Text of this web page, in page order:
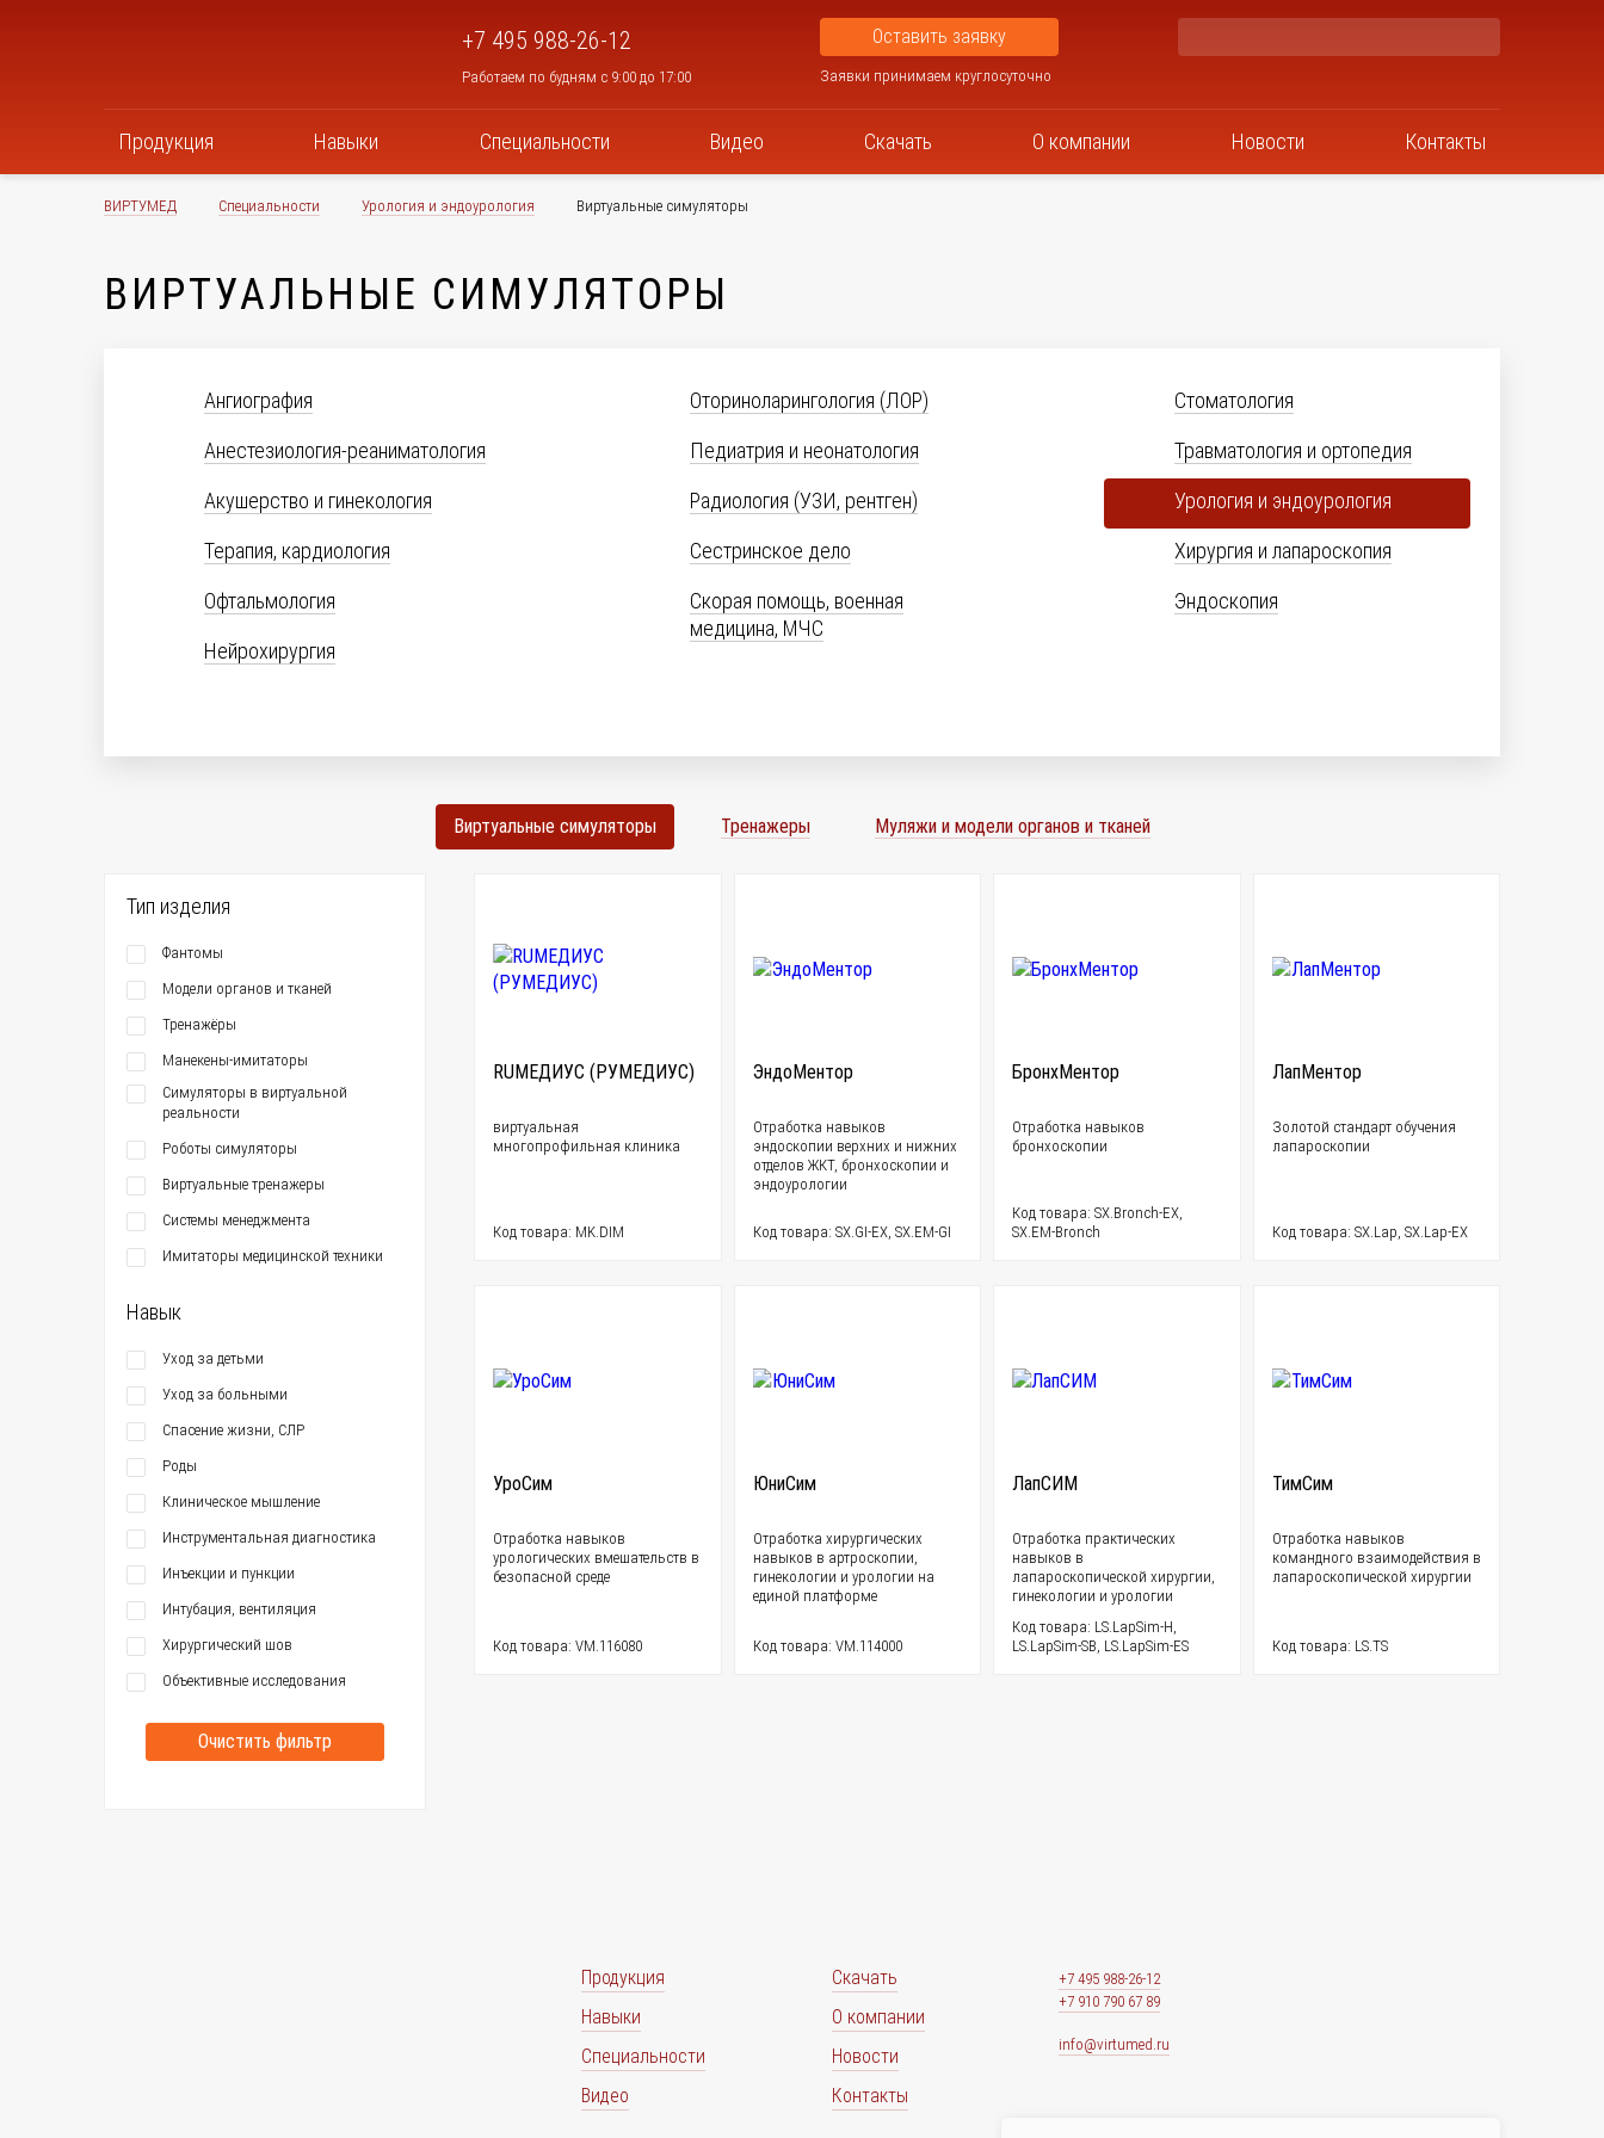
+7 495 988-26-12
Работаем по будням с 9:00 до 17:00
Оставить заявку
Заявки принимаем круглосуточно
Продукция Навыки Специальности Видео Скачать О компании Новости Контакты
ВИРТУМЕД Специальности Урология и эндоурология Виртуальные симуляторы
ВИРТУАЛЬНЫЕ СИМУЛЯТОРЫ
Ангиография
Анестезиология-реаниматология
Акушерство и гинекология
Терапия, кардиология
Офтальмология
Нейрохирургия
Оториноларингология (ЛОР)
Педиатрия и неонатология
Радиология (УЗИ, рентген)
Сестринское дело
Скорая помощь, военная
медицина, МЧС
Стоматология
Травматология и ортопедия
Урология и эндоурология
Хирургия и лапароскопия
Эндоскопия
Виртуальные симуляторы Тренажеры Муляжи и модели органов и тканей
Тип изделия
Фантомы
Модели органов и тканей
Тренажёры
Манекены-имитаторы
Симуляторы в виртуальной
реальности
Роботы симуляторы
Виртуальные тренажеры
Системы менеджмента
Имитаторы медицинской техники
Навык
Уход за детьми
Уход за больными
Спасение жизни, СЛР
Роды
Клиническое мышление
Инструментальная диагностика
Инъекции и пункции
Интубация, вентиляция
Хирургический шов
Объективные исследования
Очистить фильтр
RUМЕДИУС (РУМЕДИУС)
виртуальная
многопрофильная клиника
Код товара: MK.DIM
ЭндоМентор
Отработка навыков
эндоскопии верхних и нижних
отделов ЖКТ, бронхоскопии и
эндоурологии
Код товара: SX.GI-EX, SX.EM-GI
БронхМентор
Отработка навыков
бронхоскопии
Код товара: SX.Bronch-EX,
SX.EM-Bronch
ЛапМентор
Золотой стандарт обучения
лапароскопии
Код товара: SX.Lap, SX.Lap-EX
УроСим
Отработка навыков
урологических вмешательств в
безопасной среде
Код товара: VM.116080
ЮниСим
Отработка хирургических
навыков в артроскопии,
гинекологии и урологии на
единой платформе
Код товара: VM.114000
ЛапСИМ
Отработка практических
навыков в
лапароскопической хирургии,
гинекологии и урологии
Код товара: LS.LapSim-H,
LS.LapSim-SB, LS.LapSim-ES
ТимСим
Отработка навыков
командного взаимодействия в
лапароскопической хирургии
Код товара: LS.TS
Продукция
Навыки
Специальности
Видео
Скачать
О компании
Новости
Контакты
+7 495 988-26-12
+7 910 790 67 89
info@virtumed.ru